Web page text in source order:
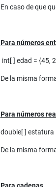
En caso de que
Para números
int[ ] edad = {45,
De la misma
Para números
double[ ] estatura
De la misma